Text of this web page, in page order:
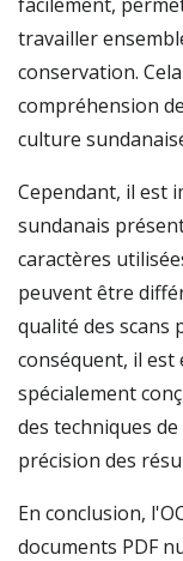
travailler
conservation.
compréhension
culture
Cependant, il est
sundanais
caractères
peuvent être
qualité des scans
conséquent, il est
spécialement
des techniques
précision des
En conclusion,
documents PDF